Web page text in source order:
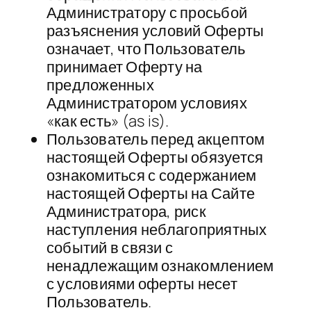
Администратору с просьбой
разъяснения условий Оферты
означает, что Пользователь
принимает Оферту на
предложенных
Администратором условиях
«как есть» (as is).
Пользователь перед акцептом
настоящей Оферты обязуется
ознакомиться с содержанием
настоящей Оферты на Сайте
Администратора, риск
наступления неблагоприятных
событий в связи с
ненадлежащим ознакомлением
с условиями оферты несет
Пользователь.